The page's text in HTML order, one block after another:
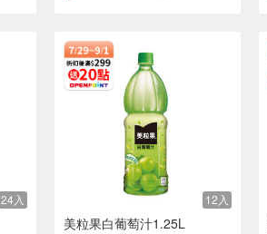
24入 12入
美粒果白葡萄汁1.25L